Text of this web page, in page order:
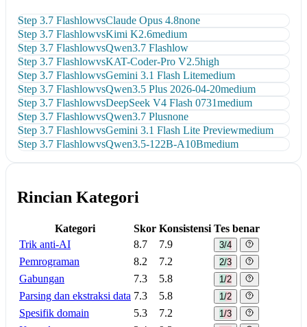
Step 3.7 FlashlowvsClaude Opus 4.8none
Step 3.7 FlashlowvsKimi K2.6medium
Step 3.7 FlashlowvsQwen3.7 Flashlow
Step 3.7 FlashlowvsKAT-Coder-Pro V2.5high
Step 3.7 FlashlowvsGemini 3.1 Flash Litemedium
Step 3.7 FlashlowvsQwen3.5 Plus 2026-04-20medium
Step 3.7 FlashlowvsDeepSeek V4 Flash 0731medium
Step 3.7 FlashlowvsQwen3.7 Plusnone
Step 3.7 FlashlowvsGemini 3.1 Flash Lite Previewmedium
Step 3.7 FlashlowvsQwen3.5-122B-A10Bmedium
Rincian Kategori
Kategori Skor Konsistensi Tes benar
Trik anti-AI
8.7 7.9 3/4
Pemrograman 8.2 7.2 2/3
Gabungan 7.3 5.8 1/2
Parsing dan ekstraksi data 7.3 5.8 1/2
Spesifik domain 5.3 7.2 1/3